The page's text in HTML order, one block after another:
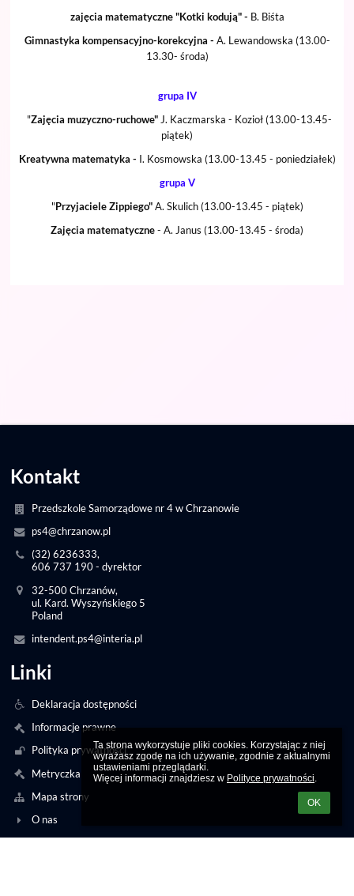
Ta strona wykorzystuje pliki cookies. Korzystając z niej
wyrażasz zgodę na ich używanie, zgodnie z aktualnymi
ustawieniami przeglądarki.
Więcej informacji znajdziesz w Polityce prywatności.
OK
zajęcia matematyczne "Kotki kodują" - B. Biśta
Gimnastyka kompensacyjno-korekcyjna - A. Lewandowska (13.00-
13.30- środa)
grupa IV
"Zajęcia muzyczno-ruchowe" J. Kaczmarska - Kozioł (13.00-13.45-
piątek)
Kreatywna matematyka - I. Kosmowska (13.00-13.45 - poniedziałek)
grupa V
"Przyjaciele Zippiego"A. Skulich (13.00-13.45 - piątek)
Zajęcia matematyczne- A. Janus (13.00-13.45 - środa)
Kontakt
Przedszkole Samorządowe nr 4 w Chrzanowie
ps4@chrzanow.pl
(32) 6236333,
606 737 190 - dyrektor
32-500 Chrzanów,
ul. Kard. Wyszyńskiego 5
Poland
intendent.ps4@interia.pl
Linki
Deklaracja dostępności
Informacje prawne
Polityka prywatności
Metryczka
Mapa strony
O nas